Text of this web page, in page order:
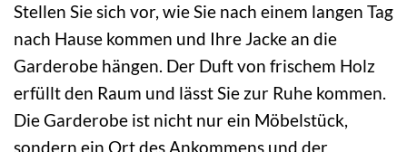
Stellen Sie sich vor, wie Sie nach einem langen Tag
nach Hause kommen und Ihre Jacke an die
Garderobe hängen. Der Duft von frischem Holz
erfüllt den Raum und lässt Sie zur Ruhe kommen.
Die Garderobe ist nicht nur ein Möbelstück,
sondern ein Ort des Ankommens und der